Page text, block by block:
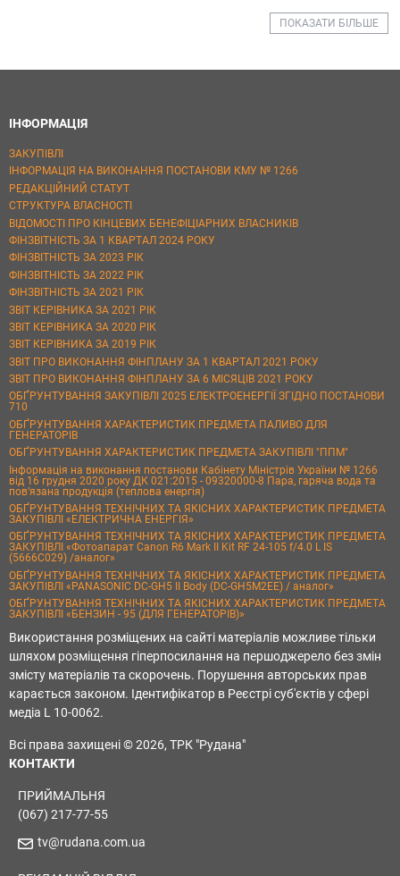
ПОКАЗАТИ БІЛЬШЕ
ІНФОРМАЦІЯ
ЗАКУПІВЛІ
ІНФОРМАЦІЯ НА ВИКОНАННЯ ПОСТАНОВИ КМУ № 1266
РЕДАКЦІЙНИЙ СТАТУТ
СТРУКТУРА ВЛАСНОСТІ
ВІДОМОСТІ ПРО КІНЦЕВИХ БЕНЕФІЦІАРНИХ ВЛАСНИКІВ
ФІНЗВІТНІСТЬ ЗА 1 КВАРТАЛ 2024 РОКУ
ФІНЗВІТНІСТЬ ЗА 2023 РІК
ФІНЗВІТНІСТЬ ЗА 2022 РІК
ФІНЗВІТНІСТЬ ЗА 2021 РІК
ЗВІТ КЕРІВНИКА ЗА 2021 РІК
ЗВІТ КЕРІВНИКА ЗА 2020 РІК
ЗВІТ КЕРІВНИКА ЗА 2019 РІК
ЗВІТ ПРО ВИКОНАННЯ ФІНПЛАНУ ЗА 1 КВАРТАЛ 2021 РОКУ
ЗВІТ ПРО ВИКОНАННЯ ФІНПЛАНУ ЗА 6 МІСЯЦІВ 2021 РОКУ
ОБҐРУНТУВАННЯ ЗАКУПІВЛІ 2025 ЕЛЕКТРОЕНЕРГІЇ ЗГІДНО ПОСТАНОВИ
710
ОБҐРУНТУВАННЯ ХАРАКТЕРИСТИК ПРЕДМЕТА ПАЛИВО ДЛЯ
ГЕНЕРАТОРІВ
ОБҐРУНТУВАННЯ ХАРАКТЕРИСТИК ПРЕДМЕТА ЗАКУПІВЛІ "ППМ"
Інформація на виконання постанови Кабінету Міністрів України № 1266
від 16 грудня 2020 року ДК 021:2015 - 09320000-8 Пара, гаряча вода та
пов’язана продукція (теплова енергія)
ОБҐРУНТУВАННЯ ТЕХНІЧНИХ ТА ЯКІСНИХ ХАРАКТЕРИСТИК ПРЕДМЕТА
ЗАКУПІВЛІ «ЕЛЕКТРИЧНА ЕНЕРГІЯ»
ОБҐРУНТУВАННЯ ТЕХНІЧНИХ ТА ЯКІСНИХ ХАРАКТЕРИСТИК ПРЕДМЕТА
ЗАКУПІВЛІ «Фотоапарат Canon R6 Mark II Kit RF 24-105 f/4.0 L IS
(5666C029) /аналог»
ОБҐРУНТУВАННЯ ТЕХНІЧНИХ ТА ЯКІСНИХ ХАРАКТЕРИСТИК ПРЕДМЕТА
ЗАКУПІВЛІ «PANASONIC DC-GH5 II Body (DC-GH5M2EE) / аналог»
ОБҐРУНТУВАННЯ ТЕХНІЧНИХ ТА ЯКІСНИХ ХАРАКТЕРИСТИК ПРЕДМЕТА
ЗАКУПІВЛІ «БЕНЗИН - 95 (ДЛЯ ГЕНЕРАТОРІВ)»
Використання розміщених на сайті матеріалів можливе тільки
шляхом розміщення гіперпосилання на першоджерело без змін
змісту матеріалів та скорочень. Порушення авторських прав
карається законом. Ідентифікатор в Реєстрі суб'єктів у сфері
медіа L 10-0062.
Всі права захищені © 2026, ТРК "Рудана"
КОНТАКТИ
ПРИЙМАЛЬНЯ
(067) 217-77-55
tv@rudana.com.ua